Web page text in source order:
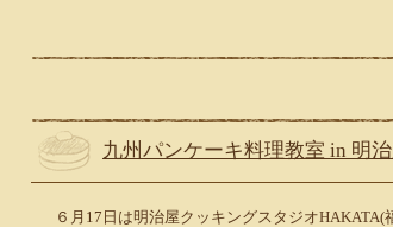
九州パンケーキ料理教室 in 明
６月17日は明治屋クッキングスタジオ